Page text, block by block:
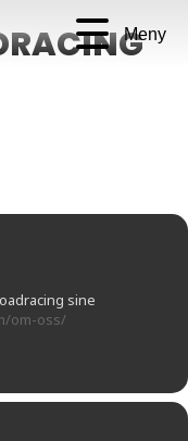
Meny
sine
om-oss/